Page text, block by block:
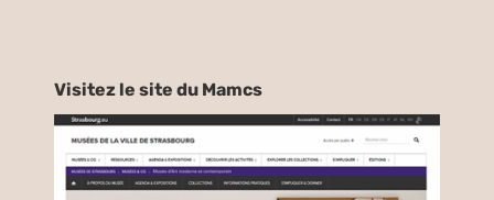
Visitez le site du Mamcs